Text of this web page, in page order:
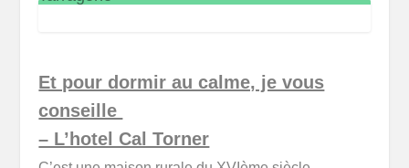
Et pour dormir au calme, je vous
conseille
– L’hotel Cal Torner